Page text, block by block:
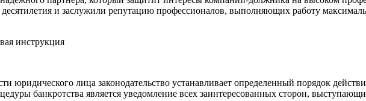
и заслужили репутацию профессионалов, выполняющих работу
инструкция
юридического лица законодательство устанавливает определенный порядок
банкротства является уведомление всех заинтересованных сторон,